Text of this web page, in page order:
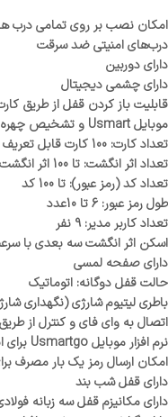
درب‌های امنیتی ضد سرقت
دارای دوربین
دارای چشمی دیجیتال
قابلیت باز کردن قفل از طریق
موبایل Usmart و تشخیص چهره
تعداد کارت: 100 کارت قابل تعریف
تعداد اثر انگشت: تا 100 اثر انگشت کاربر
تعداد کد (رمز عبور): تا 100 کد
طول رمز عبور: 6 تا 10عدد
تعداد کاربر مدیر: 9 نفر
اسکن اثر انگشت سه بعدی با سرعت
دارای صفحه لمسی
حالت قفل دوگانه: اتوماتیک
باطری لیتیوم شارژی (نگهداری
اتصال به وای فای و کنترل از
نرم افزار موبایل Usmartgo برای اندروید و ios
امکان ارسال رمز یک بار مصرف
دارای قفل شب بند
دارای مکانیزم قفل سه زبانه